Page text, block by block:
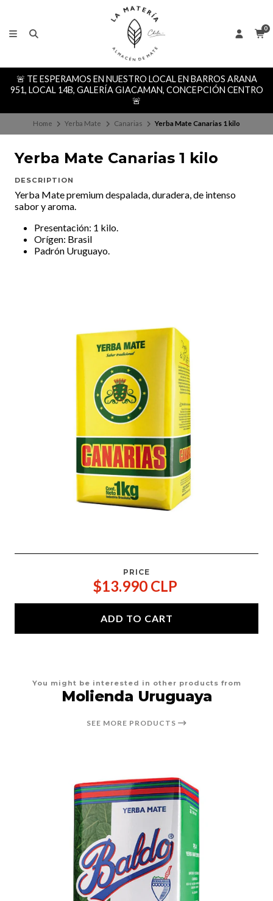
0
🚨 TE ESPERAMOS EN NUESTRO LOCAL EN BARROS ARANA
951, LOCAL 14B, GALERÍA GIACAMAN, CONCEPCIÓN CENTRO
🚨
Home Yerba Mate Canarias Yerba Mate Canarias 1 kilo
Yerba Mate Canarias 1 kilo
DESCRIPTION
Yerba Mate premium despalada, duradera, de intenso
sabor y aroma.
Presentación: 1 kilo.
Orígen: Brasil
Padrón Uruguayo.
PRICE
$13.990 CLP
ADD TO CART
You might be interested in other products from
Molienda Uruguaya
SEE MORE PRODUCTS